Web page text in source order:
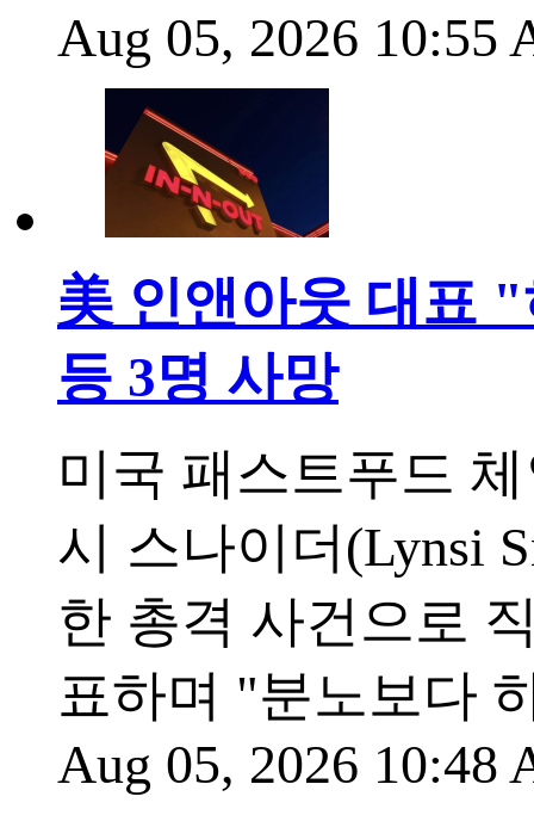
Aug 05, 2026 10:55
美 인앤아웃 대표
등 3명 사망
미국 패스트푸드
시 스나이더(Lynsi
한 총격 사건으로
표하며 "분노보다
Aug 05, 2026 10:48